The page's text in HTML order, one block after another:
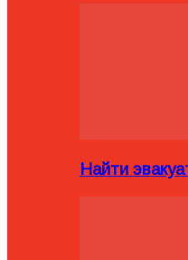
Найти